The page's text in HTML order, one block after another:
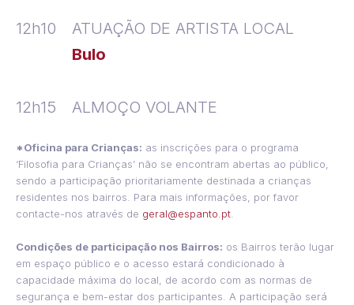
12h10
ATUAÇÃO DE ARTISTA LOCAL
Bulo
12h15 ALMOÇO VOLANTE
*Oficina para Crianças: as inscrições para o programa
‘Filosofia para Crianças’ não se encontram abertas ao público,
sendo a participação prioritariamente destinada a crianças
residentes nos bairros. Para mais informações, por favor
contacte-nos através de geral@espanto.pt
Condições de participação nos Bairros: os Bairros terão lugar
em espaço público e o acesso estará condicionado à
capacidade máxima do local, de acordo com as normas de
segurança e bem-estar dos participantes. A participação será